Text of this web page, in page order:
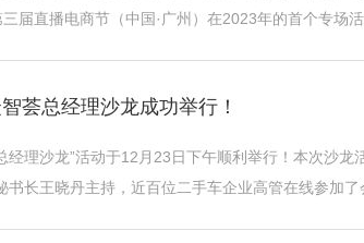
届直播电商节（中国·广州）在2023年的首个专场
荟总经理沙龙成功举行！
理沙龙”活动于12月23日下午顺利举行！本次沙龙
长王晓丹主持，近百位二手车企业高管在线参加